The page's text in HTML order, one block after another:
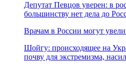
Депутат Певцов уверен: в
большинству нет дела до
Врачам в России могут
Шойгу: происходящее на
почву для экстремизма,